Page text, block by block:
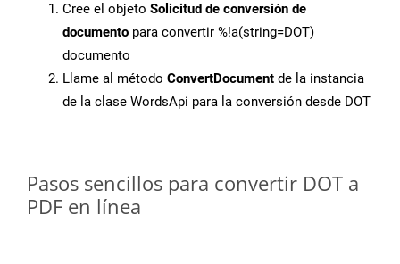
Cree el objeto Solicitud de conversión de
documento para convertir %!a(string=DOT)
documento
Llame al método ConvertDocument de la instancia
de la clase WordsApi para la conversión desde DOT
Pasos sencillos para convertir DOT a
PDF en línea